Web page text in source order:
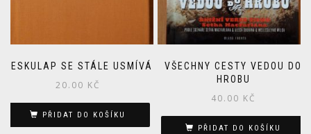
AESKULAP SE STÁLE USMÍVÁ
20.00 KČ
PŘIDAT DO KOŠÍKU
VŠECHNY CESTY VEDOU DO
HROBU
40.00 KČ
PŘIDAT DO KOŠÍKU